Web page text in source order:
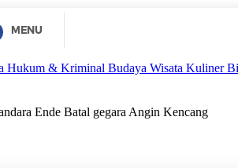
MENU
Hukum & Kriminal Budaya Wisata Kuliner
Ende Batal gegara Angin Kencang